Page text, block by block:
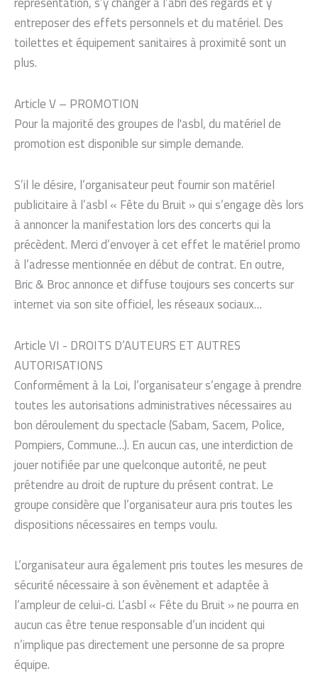
entreposer des effets personnels et du matériel. Des
toilettes et équipement sanitaires à proximité sont un
plus.
Article V – PROMOTION
Pour la majorité des groupes de l'asbl, du matériel de
promotion est disponible sur simple demande.
S’il le désire, l’organisateur peut fournir son matériel
publicitaire à l’asbl « Fête du Bruit » qui s’engage dès lors
à annoncer la manifestation lors des concerts qui la
précèdent. Merci d’envoyer à cet effet le matériel promo
à l’adresse mentionnée en début de contrat. En outre,
Bric & Broc annonce et diffuse toujours ses concerts sur
internet via son site officiel, les réseaux sociaux…
Article VI - DROITS D’AUTEURS ET AUTRES
AUTORISATIONS
Conformément à la Loi, l’organisateur s’engage à prendre
toutes les autorisations administratives nécessaires au
bon déroulement du spectacle (Sabam, Sacem, Police,
Pompiers, Commune…). En aucun cas, une interdiction de
jouer notifiée par une quelconque autorité, ne peut
prétendre au droit de rupture du présent contrat. Le
groupe considère que l’organisateur aura pris toutes les
dispositions nécessaires en temps voulu.
L’organisateur aura également pris toutes les mesures de
sécurité nécessaire à son évènement et adaptée à
l’ampleur de celui-ci. L’asbl « Fête du Bruit » ne pourra en
aucun cas être tenue responsable d’un incident qui
n’implique pas directement une personne de sa propre
équipe.